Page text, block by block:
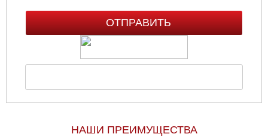
НАШИ ПРЕИМУЩЕСТВА